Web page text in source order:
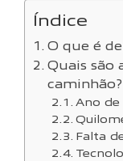
Índice
O que é
Quais são
caminhão?
Ano
Falta